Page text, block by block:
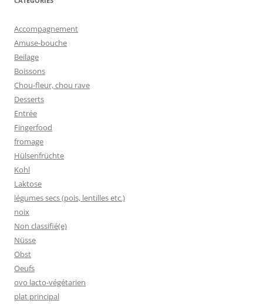
Accompagnement
Amuse-bouche
Beilage
Boissons
Chou-fleur, chou rave
Desserts
Entrée
Fingerfood
fromage
Hülsenfrüchte
Kohl
Laktose
légumes secs (pois, lentilles etc.)
noix
Non classifié(e)
Nüsse
Obst
Oeufs
ovo lacto-végétarien
plat principal